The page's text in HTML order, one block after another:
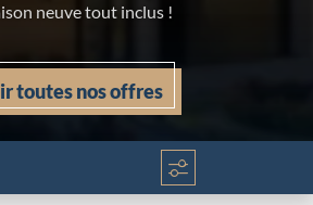
neuve tout inclus !
toutes nos offres